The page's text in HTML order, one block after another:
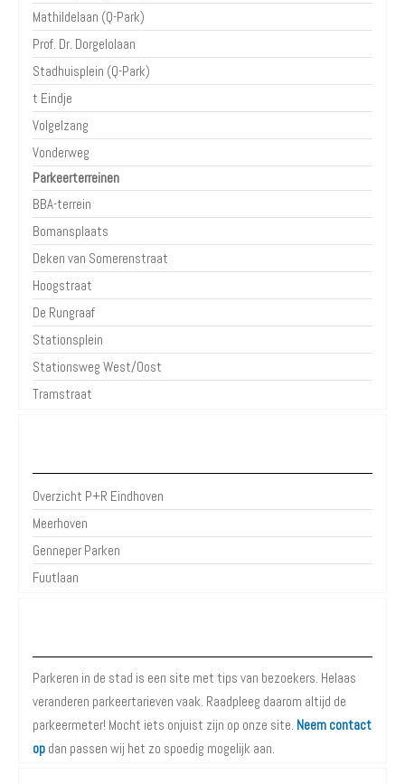
Mathildelaan (Q-Park)
Prof. Dr. Dorgelolaan
Stadhuisplein (Q-Park)
t Eindje
Volgelzang
Vonderweg
Parkeerterreinen
BBA-terrein
Bomansplaats
Deken van Somerenstraat
Hoogstraat
De Rungraaf
Stationsplein
Stationsweg West/Oost
Tramstraat
Overzicht P+R Eindhoven
Meerhoven
Genneper Parken
Fuutlaan
Parkeren in de stad is een site met tips van bezoekers. Helaas
veranderen parkeertarieven vaak. Raadpleeg daarom altijd de
parkeermeter! Mocht iets onjuist zijn op onze site. Neem contact
op dan passen wij het zo spoedig mogelijk aan.